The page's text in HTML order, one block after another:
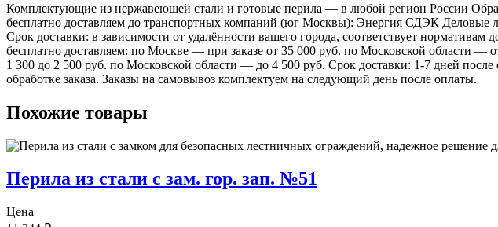
Комплектующие из нержавеющей стали и готовые перила — в любой регион России
бесплатно доставляем до транспортных компаний (юг Москвы): Энергия СДЭК
Срок доставки: в зависимости от удалённости вашего города, соответствует
бесплатно доставляем: по Москве — при заказе от 35 000 руб. по Московской области
1 300 до 2 500 руб. по Московской области — до 4 500 руб. Срок доставки: 1-7 дней
обработке заказа. Заказы на самовывоз комплектуем на следующий день после оплаты.
Похожие товары
Перила из стали с зам. гор. зап. №51
Цена